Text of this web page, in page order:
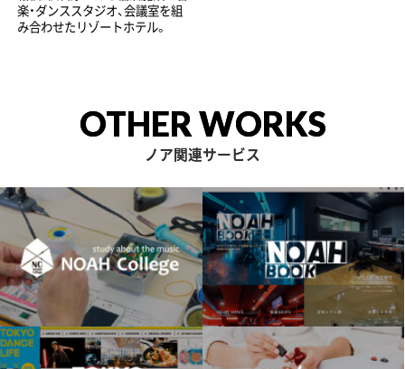
楽・ダンススタジオ、会議室を組
み合わせたリゾートホテル。
OTHER WORKS
ノア関連サービス